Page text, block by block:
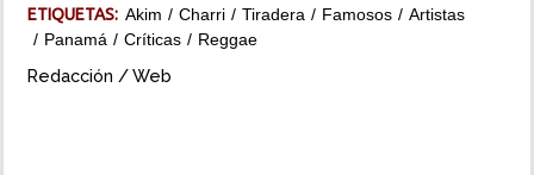
ETIQUETAS: Akim Charri Tiradera Famosos
Artistas
Panamá
Críticas Reggae
Redacción / Web